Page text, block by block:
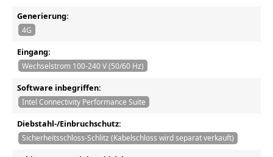
Generierung:
4G
Eingang:
Wechselstrom 100-240 V (50/60 Hz)
Software inbegriffen:
Intel Connectivity Performance Suite
Diebstahl-/Einbruchschutz:
Sicherheitsschloss-Schlitz (Kabelschloss wird separat verkauft)